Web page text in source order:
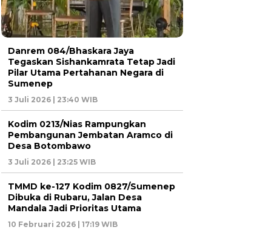
Danrem 084/Bhaskara Jaya
Tegaskan Sishankamrata Tetap Jadi
Pilar Utama Pertahanan Negara di
Sumenep
3 Juli 2026 | 23:40 WIB
Kodim 0213/Nias Rampungkan
Pembangunan Jembatan Aramco di
Desa Botombawo
3 Juli 2026 | 23:25 WIB
TMMD ke-127 Kodim 0827/Sumenep
Dibuka di Rubaru, Jalan Desa
Mandala Jadi Prioritas Utama
10 Februari 2026 | 17:19 WIB